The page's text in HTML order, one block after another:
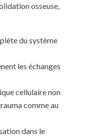
osseuse,
du système
les échanges
cellulaire non
comme au
dans le